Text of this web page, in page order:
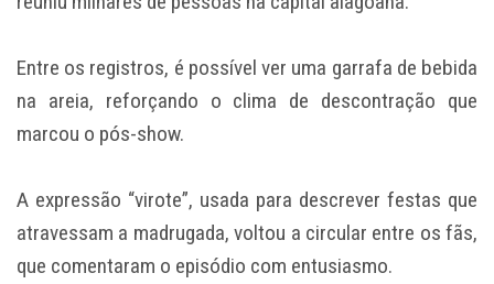
Entre os registros, é possível ver uma garrafa de bebida
na areia, reforçando o clima de descontração que
marcou o pós-show.
A expressão “virote”, usada para descrever festas que
atravessam a madrugada, voltou a circular entre os fãs,
que comentaram o episódio com entusiasmo.